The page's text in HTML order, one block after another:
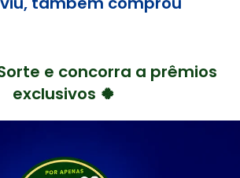
e concorra a prêmios
exclusivos 🍀